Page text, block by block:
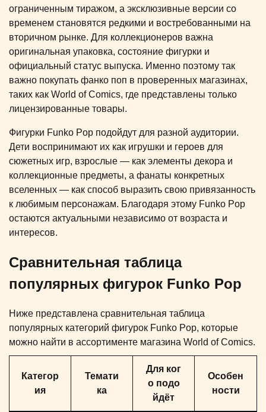
ограниченным тиражом, а эксклюзивные версии со
временем становятся редкими и востребованными на
вторичном рынке. Для коллекционеров важна
оригинальная упаковка, состояние фигурки и
официальный статус выпуска. Именно поэтому так
важно покупать фанко поп в проверенных магазинах,
таких как World of Comics, где представлены только
лицензированные товары.
Фигурки Funko Pop подойдут для разной аудитории.
Дети воспринимают их как игрушки и героев для
сюжетных игр, взрослые — как элементы декора и
коллекционные предметы, а фанаты конкретных
вселенных — как способ выразить свою привязанность
к любимым персонажам. Благодаря этому Funko Pop
остаются актуальными независимо от возраста и
интересов.
Сравнительная таблица
популярных фигурок Funko Pop
Ниже представлена сравнительная таблица
популярных категорий фигурок Funko Pop, которые
можно найти в ассортименте магазина World of Comics.
Категор
ия
Темати
ка
Для ког
о подо
йдёт
Особен
ности